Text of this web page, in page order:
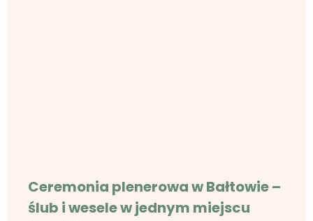
Ceremonia plenerowa w Bałtowie –
ślub i wesele w jednym miejscu